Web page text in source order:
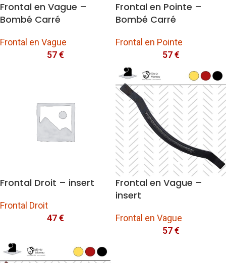
Frontal en Vague –
Bombé Carré
Frontal en Vague
57€
Frontal en Pointe –
Bombé Carré
Frontal en Pointe
57€
Frontal Droit – insert
Frontal Droit
47€
Frontal en Vague –
insert
Frontal en Vague
57€